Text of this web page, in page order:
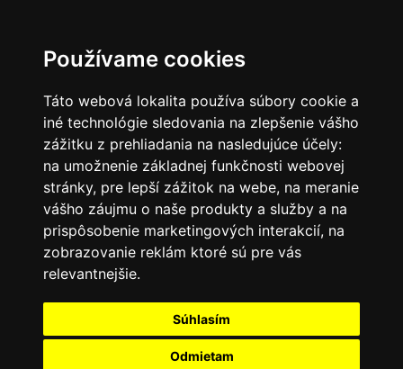
Používame cookies
Táto webová lokalita používa súbory cookie a
iné technológie sledovania na zlepšenie vášho
zážitku z prehliadania na nasledujúce účely:
na umožnenie základnej funkčnosti webovej
stránky, pre lepší zážitok na webe, na meranie
vášho záujmu o naše produkty a služby a na
prispôsobenie marketingových interakcií, na
zobrazovanie reklám ktoré sú pre vás
relevantnejšie.
Súhlasím
Odmietam